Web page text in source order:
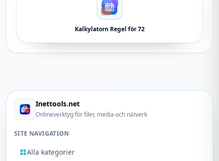
Kalkylatorn Regel för 72
Inettools.net
Onlineverktyg för filer, media och nätverk
SITE NAVIGATION
Alla kategorier